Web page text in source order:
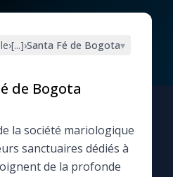
›[...]›Santa Fé de Bogota▾
de Bogota
la société mariologique
sanctuaires dédiés à
de la profonde